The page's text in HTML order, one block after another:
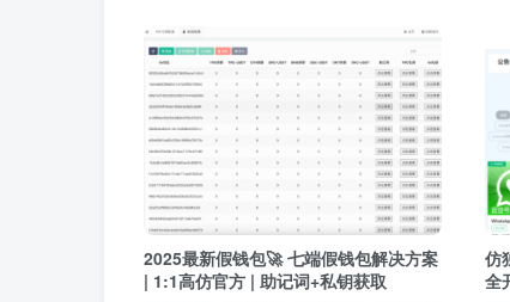
2025最新假钱包🚀 七端假钱包解决方案
| 1:1高仿官方 | 助记词+私钥获取
仿
全